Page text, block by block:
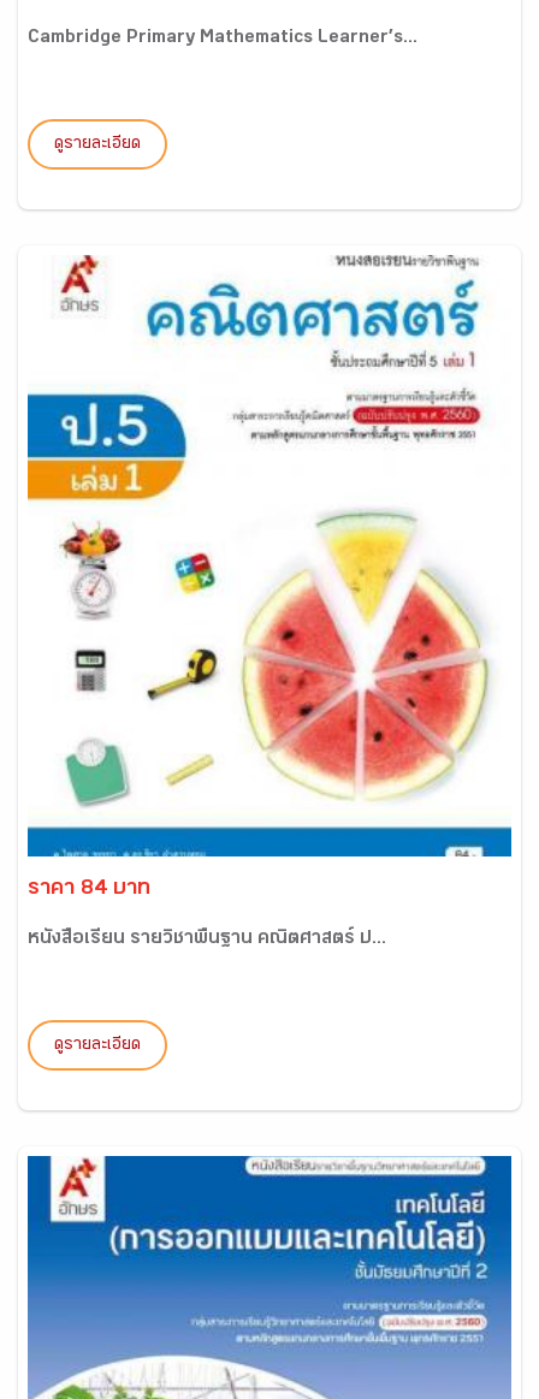
Cambridge Primary Mathematics Learner’s...
ดูรายละเอียด
ราคา 84 บาท
หนังสือเรียน รายวิชาพื้นฐาน คณิตศาสตร์ ป...
ดูรายละเอียด